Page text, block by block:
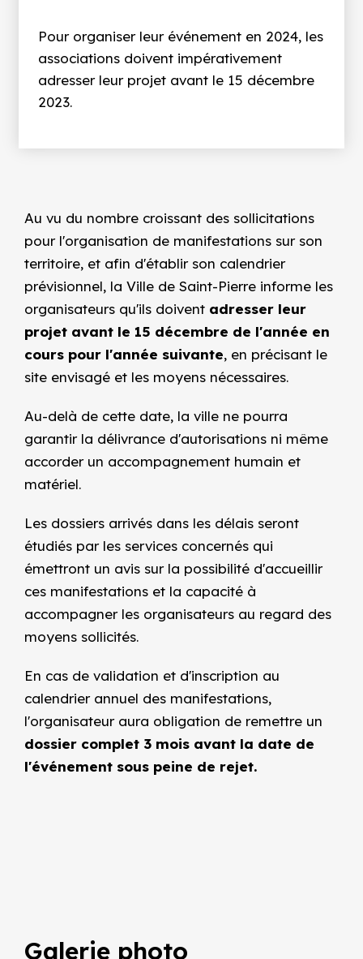
Pour organiser leur événement en 2024, les
associations doivent impérativement
adresser leur projet avant le 15 décembre
2023.
Au vu du nombre croissant des sollicitations
pour l'organisation de manifestations sur son
territoire, et afin d'établir son calendrier
prévisionnel, la Ville de Saint-Pierre informe les
organisateurs qu'ils doivent adresser leur
projet avant le 15 décembre de l'année en
cours pour l'année suivante, en précisant le
site envisagé et les moyens nécessaires.
Au-delà de cette date, la ville ne pourra
garantir la délivrance d'autorisations ni même
accorder un accompagnement humain et
matériel.
Les dossiers arrivés dans les délais seront
étudiés par les services concernés qui
émettront un avis sur la possibilité d'accueillir
ces manifestations et la capacité à
accompagner les organisateurs au regard des
moyens sollicités.
En cas de validation et d'inscription au
calendrier annuel des manifestations,
l'organisateur aura obligation de remettre un
dossier complet 3 mois avant la date de
l'événement sous peine de rejet.
Galerie photo